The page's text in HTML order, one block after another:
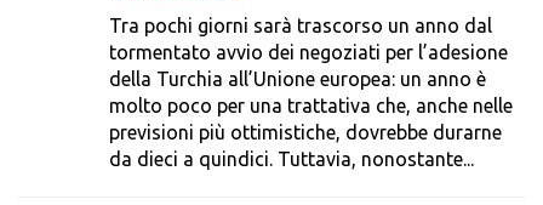
Tra pochi giorni sarà trascorso un anno dal
tormentato avvio dei negoziati per l’adesione
della Turchia all’Unione europea: un anno è
molto poco per una trattativa che, anche nelle
previsioni più ottimistiche, dovrebbe durarne
da dieci a quindici. Tuttavia, nonostante...